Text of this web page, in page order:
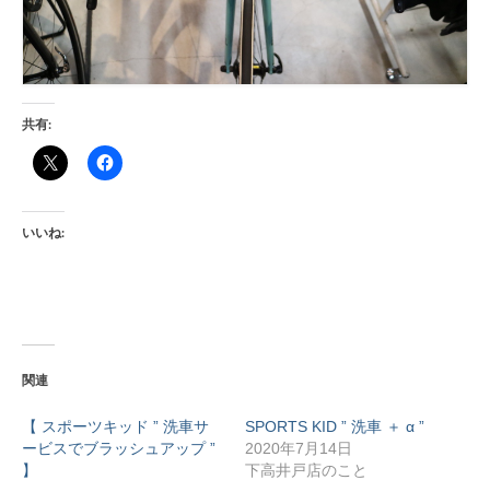
共有:
いいね:
関連
【 スポーツキッド ” 洗車サ
ービスでブラッシュアップ ”
】
SPORTS KID ” 洗車 ＋ α ”
2020年7月14日
下高井戸店のこと